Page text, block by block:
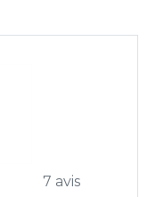
7 avis